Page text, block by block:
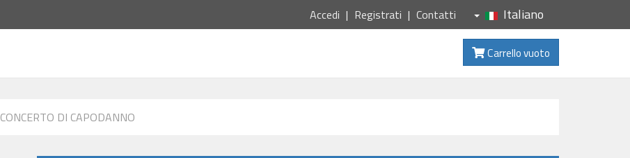
Accedi Registrati Contatti Italiano
Carrello vuoto
CONCERTO DI CAPODANNO